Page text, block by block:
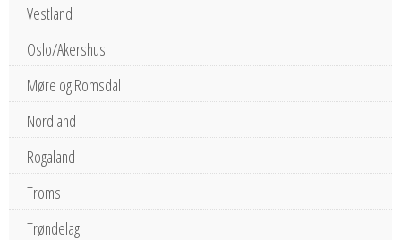
Vestland
Oslo/Akershus
Møre og Romsdal
Nordland
Rogaland
Troms
Trøndelag